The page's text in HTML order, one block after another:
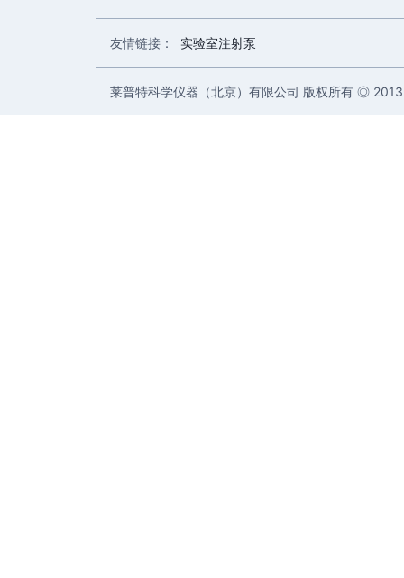
友情链接： 实验室注射泵
莱普特科学仪器（北京）有限公司 版权所有 ◎